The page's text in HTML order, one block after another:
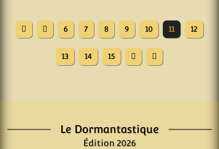
Le Dormantastique
Édition 2026
6 7 8 9 10 11 12
13 14 15